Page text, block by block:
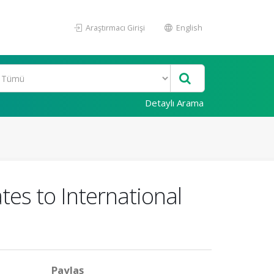
Araştırmacı Girişi English
Detaylı Arama
to International
Paylaş